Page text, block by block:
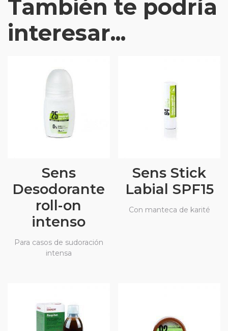
También te podría
interesar...
Sens
Desodorante
roll-on
intenso
Para casos de sudoración
intensa
Sens Stick
Labial SPF15
Con manteca de karité